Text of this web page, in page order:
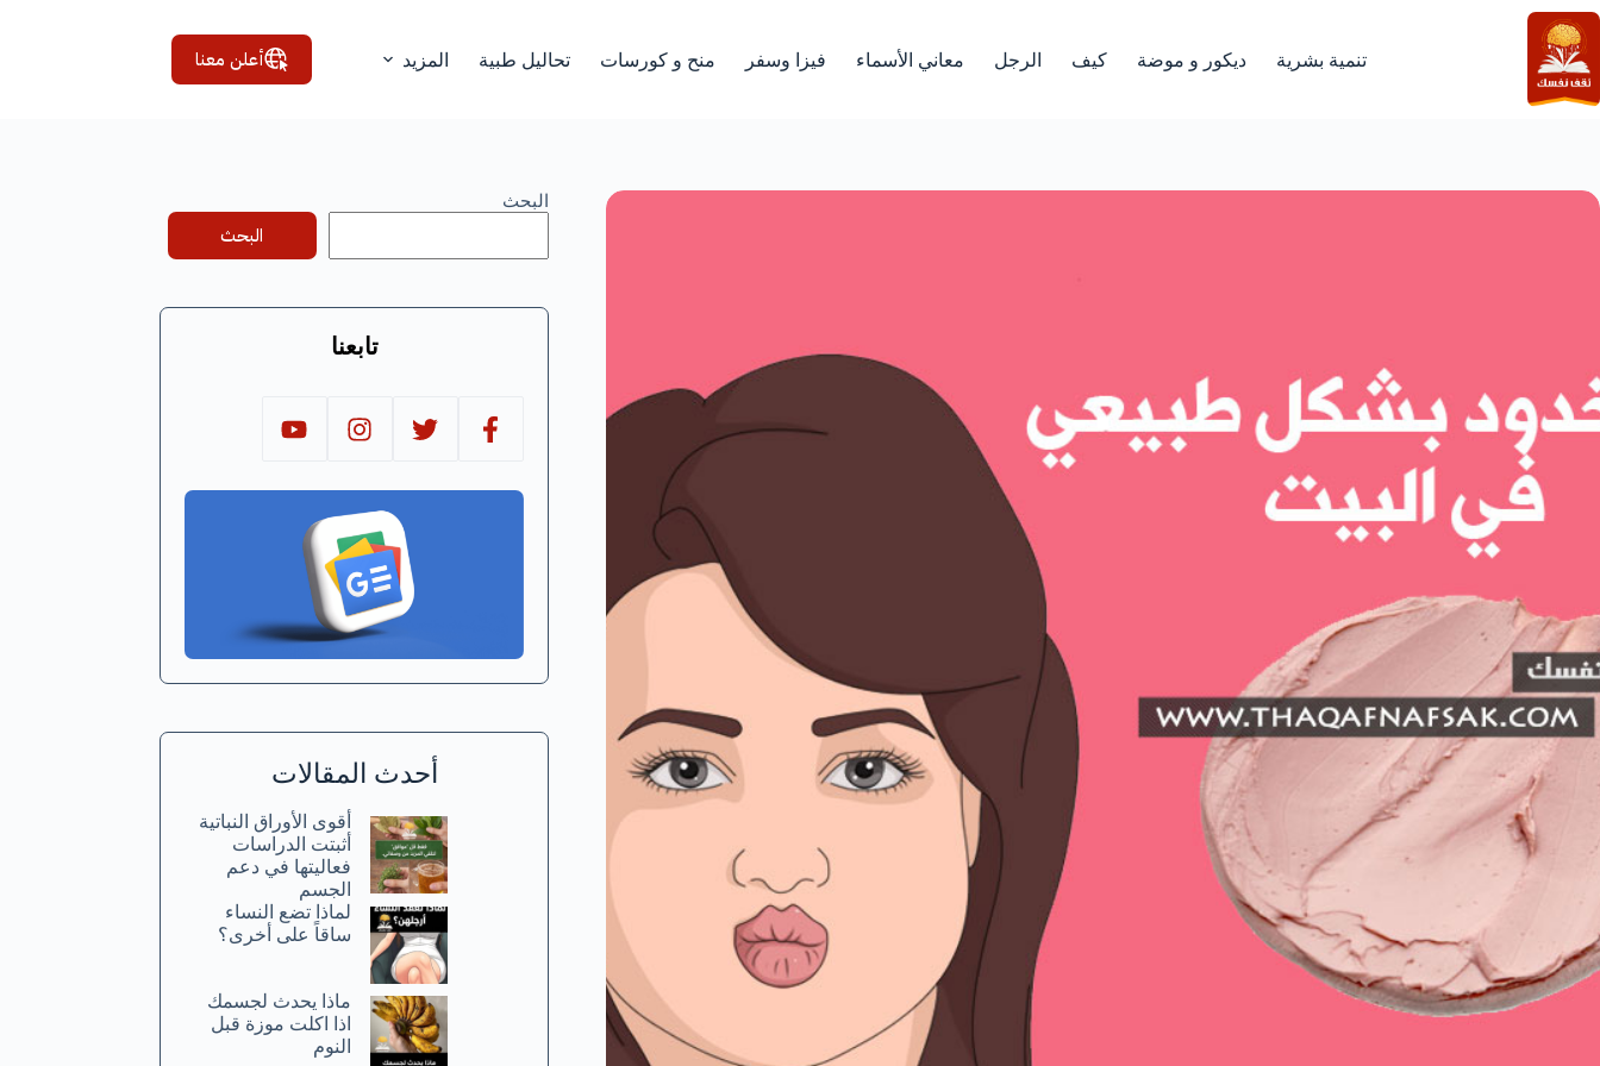
التجاوز
إلى
المحتوى
تنمية بشرية ديكور و موضة كيف الرجل معاني الأسماء فيزا وسفر منح و كورسات تحاليل طبية المزيد أعلن معنا
البحث
البحث
تابعنا
أحدث المقالات
أقوى الأوراق النباتية
أثبتت الدراسات
فعاليتها في دعم
الجسم
لماذا تضع النساء
ساقاً على أخرى؟
ماذا يحدث لجسمك
اذا اكلت موزة قبل
النوم